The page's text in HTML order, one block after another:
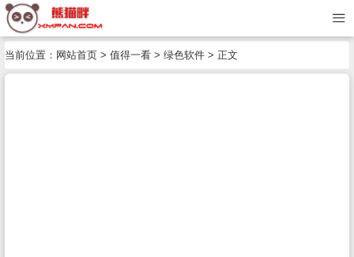
当前位置： 网站首页 > 值得一看 > 绿色软件 > 正文